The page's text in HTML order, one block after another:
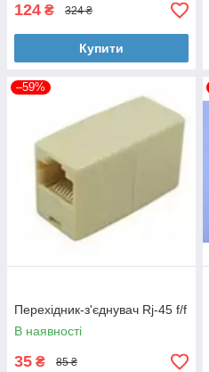
124 ₴ 324 ₴
Купити
–59%
Перехідник-з'єднувач Rj-45 f/f
В наявності
35 ₴ 85 ₴